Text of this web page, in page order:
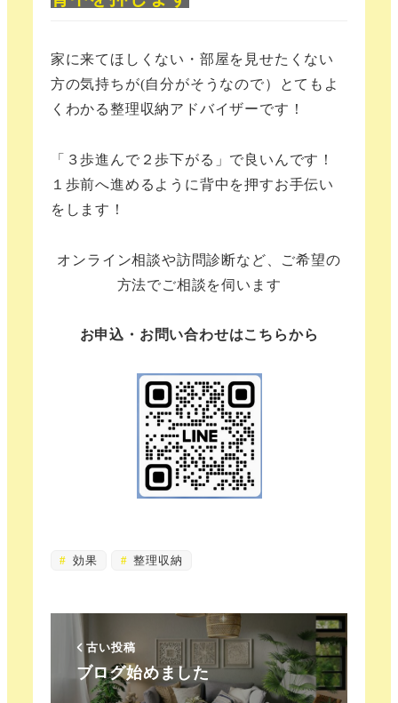
家に来てほしくない・部屋を見せたくない
方の気持ちが(自分がそうなので）とてもよ
くわかる整理収納アドバイザーです！
「３歩進んで２歩下がる」で良いんです！
１歩前へ進めるように背中を押すお手伝い
をします！
オンライン相談や訪問診断など、ご希望の
方法でご相談を伺います
お申込・お問い合わせはこちらから
効果 整理収納
古い投稿
ブログ始めました